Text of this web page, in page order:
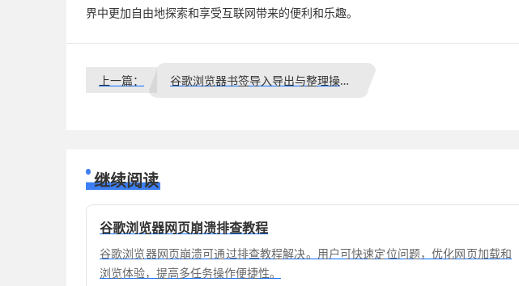
界中更加自由地探索和享受互联网带来的便利和乐趣。
上一篇： 谷歌浏览器书签导入导出与整理操作实测教程解析
继续阅读
谷歌浏览器网页崩溃排查教程
谷歌浏览器网页崩溃可通过排查教程解决。用户可快速定位问题，优化网页加载和
浏览体验，提高多任务操作便捷性。